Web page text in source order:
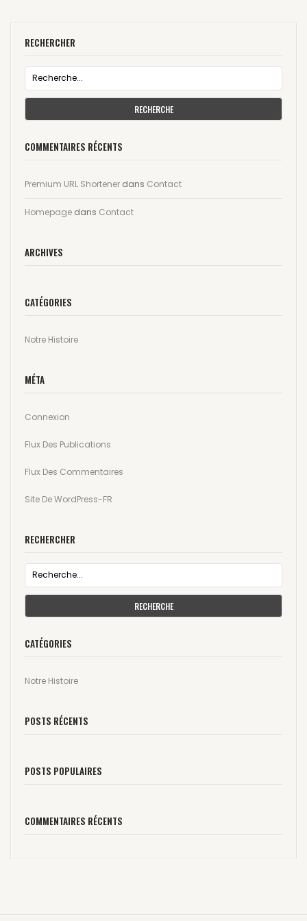
RECHERCHER
RECHERCHE
COMMENTAIRES RÉCENTS
Premium URL Shortener dans Contact
Homepage dans Contact
ARCHIVES
CATÉGORIES
Notre Histoire
MÉTA
Connexion
Flux Des Publications
Flux Des Commentaires
Site De WordPress-FR
RECHERCHER
RECHERCHE
CATÉGORIES
Notre Histoire
POSTS RÉCENTS
POSTS POPULAIRES
COMMENTAIRES RÉCENTS